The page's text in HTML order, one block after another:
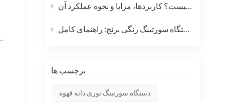
دستگاه سورتر رنگی چیست؟ کاربردها، مزایا و نحوه عملکرد آن
نحوه استفاده از دستگاه سورتینگ رنگی برنج: راهنمای کامل
برچسب ها
دستگاه سورتینگ نوری دانه قهوه